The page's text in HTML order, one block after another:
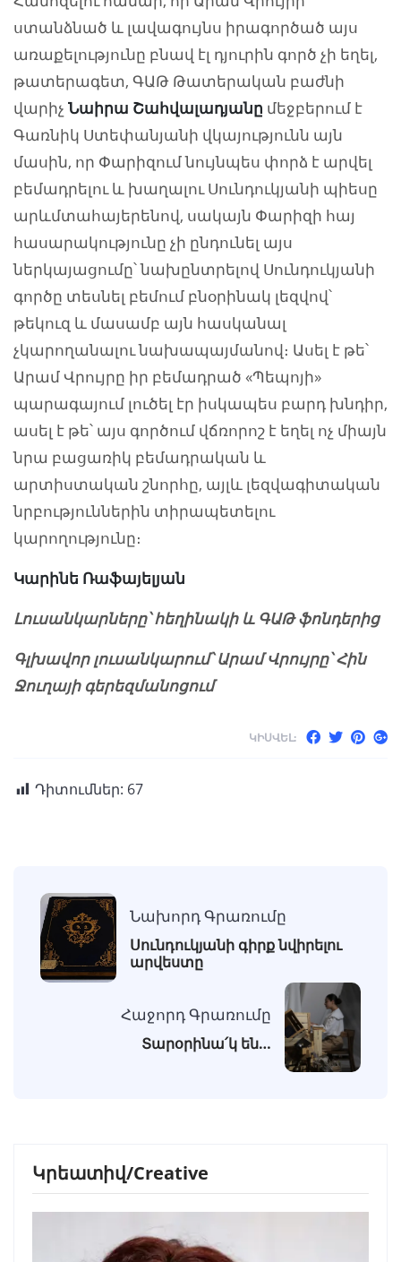
ստանձնած և լավագույնս իրագործած այս
առաքելությունը բնավ էլ դյուրին գործ չի եղել,
թատերագետ, ԳԱԹ Թատերական բաժնի
վարիչ Նաիրա Շահվալադյանը մեջբերում է
Գառնիկ Ստեփանյանի վկայությունն այն
մասին, որ Փարիզում նույնպես փորձ է արվել
բեմադրելու և խաղալու Սունդուկյանի պիեսը
արևմտահայերենով, սակայն Փարիզի հայ
հասարակությունը չի ընդունել այս
ներկայացումը՝ նախընտրելով Սունդուկյանի
գործը տեսնել բեմում բնօրինակ լեզվով՝
թեկուզ և մասամբ այն հասկանալ
չկարողանալու նախապայմանով։ Ասել է թե՝
Արամ Վրույրը իր բեմադրած «Պեպոյի»
պարագայում լուծել էր իսկապես բարդ խնդիր,
ասել է թե՝ այս գործում վճռորոշ է եղել ոչ միայն
նրա բացառիկ բեմադրական և
արտիստական շնորհը, այլև լեզվագիտական
նրբություններին տիրապետելու
կարողությունը։
Կարինե Ռաֆայելյան
Լուսանկարները՝ հեղինակի և ԳԱԹ ֆոնդերից
Գլխավոր լուսանկարում՝ Արամ Վրույրը՝ Հին
Ջուղայի գերեզմանոցում
ԿԻՍՎԵԼ:
Դիտումներ: 67
Նախորդ Գրառումը
Սունդուկյանի գիրք նվիրելու
արվեստը
Հաջորդ Գրառումը
Տարօրինա՛կ են…
Կրեատիվ/Creative